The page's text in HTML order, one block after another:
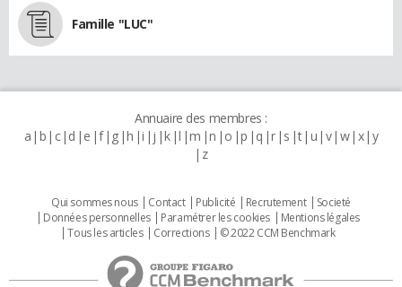
Famille "LUC"
Annuaire des membres :
a b c d e f g h i j k l m n o p q r s t u v w x y
z
Qui sommes nous Contact Publicité Recrutement
Societé
Données personnelles
Paramétrer les cookies
Mentions légales
Tous les articles
Corrections © 2022 CCM Benchmark